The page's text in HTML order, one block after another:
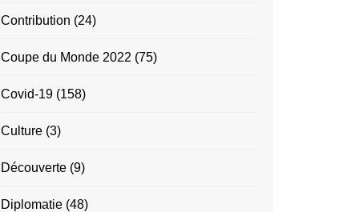
Contribution (24)
Coupe du Monde 2022 (75)
Covid-19 (158)
Culture (3)
Découverte (9)
Diplomatie (48)